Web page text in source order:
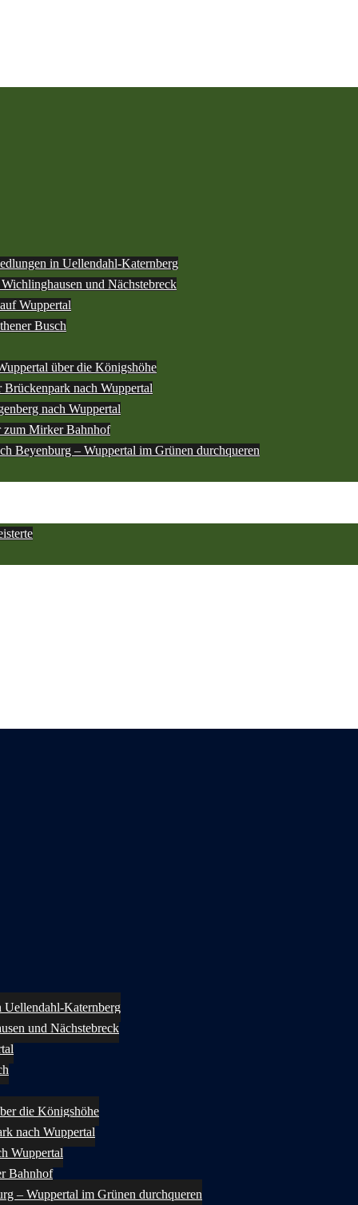
in Uellendahl-Katernberg
und Nächstebreck
Wuppertal
Busch
über die Königshöhe
nach Wuppertal
nach Wuppertal
zum Mirker Bahnhof
Beyenburg – Wuppertal im Grünen durchqueren
Katernberg
und Nächstebreck
die Königshöhe
nach Wuppertal
Wuppertal
Bahnhof
– Wuppertal im Grünen durchqueren